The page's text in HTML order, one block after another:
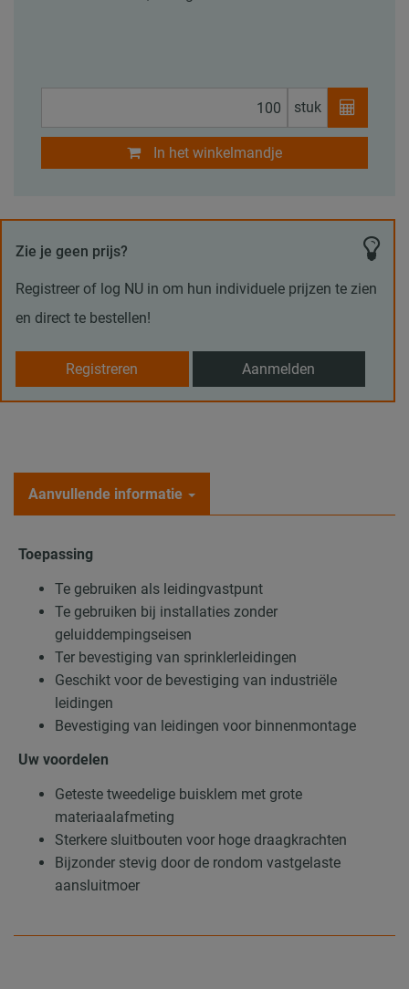
stuk
In het winkelmandje
Zie je geen prijs?
Registreer of log NU in om hun individuele prijzen te zien
en direct te bestellen!
Registreren Aanmelden
Aanvullende informatie
Toepassing
Te gebruiken als leidingvastpunt
Te gebruiken bij installaties zonder
geluiddempingseisen
Ter bevestiging van sprinklerleidingen
Geschikt voor de bevestiging van industriële
leidingen
Bevestiging van leidingen voor binnenmontage
Uw voordelen
Geteste tweedelige buisklem met grote
materiaalafmeting
Sterkere sluitbouten voor hoge draagkrachten
Bijzonder stevig door de rondom vastgelaste
aansluitmoer